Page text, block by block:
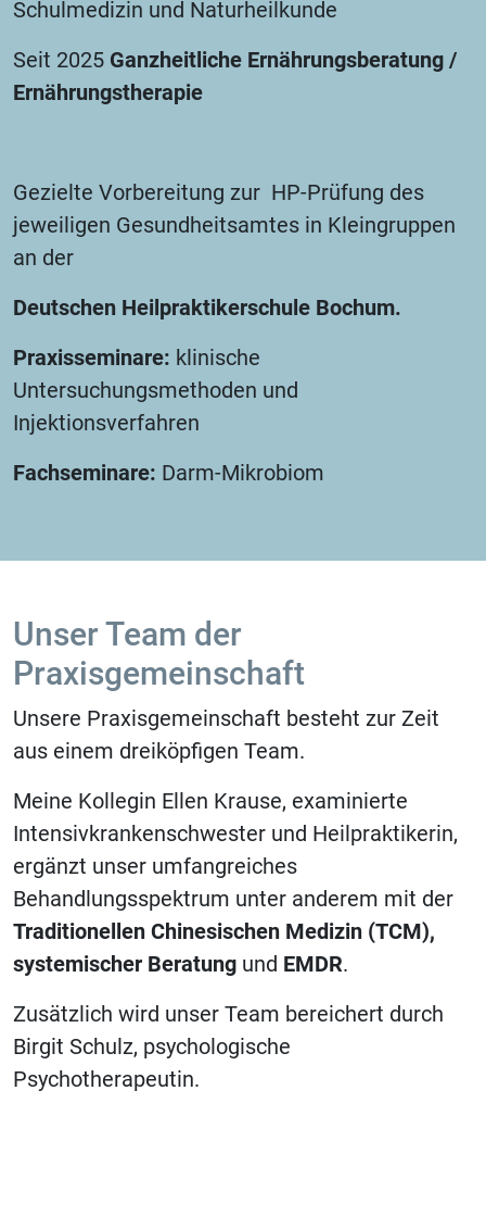
Schulmedizin und Naturheilkunde
Seit 2025 Ganzheitliche Ernährungsberatung /
Ernährungstherapie
Gezielte Vorbereitung zur HP-Prüfung des
jeweiligen Gesundheitsamtes in Kleingruppen
an der
Deutschen Heilpraktikerschule Bochum.
Praxisseminare: klinische
Untersuchungsmethoden und
Injektionsverfahren
Fachseminare: Darm-Mikrobiom
Unser Team der
Praxisgemeinschaft
Unsere Praxisgemeinschaft besteht zur Zeit
aus einem dreiköpfigen Team.
Meine Kollegin Ellen Krause, examinierte
Intensivkrankenschwester und Heilpraktikerin,
ergänzt unser umfangreiches
Behandlungsspektrum unter anderem mit der
Traditionellen Chinesischen Medizin (TCM),
systemischer Beratung und EMDR.
Zusätzlich wird unser Team bereichert durch
Birgit Schulz, psychologische
Psychotherapeutin.